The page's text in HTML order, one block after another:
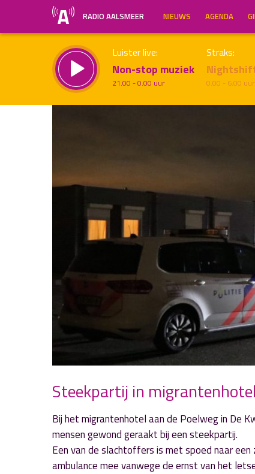
RADIO AALSMEER NIEUWS AGENDA
Luister live:
Non-stop muziek
21.00 - 0.00 uur
Straks:
0.00 - 6.00 uur
Steekpartij in
Bij het migrantenhotel aan de Poelweg in De
mensen gewond geraakt bij een steekpartij.
Een van de slachtoffers is met spoed naar
ambulance mee vanwege de ernst van het